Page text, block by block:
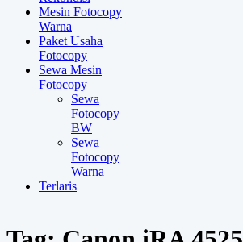
Mesin Fotocopy
Warna
Paket Usaha
Fotocopy
Sewa Mesin
Fotocopy
Sewa
Fotocopy
BW
Sewa
Fotocopy
Warna
Terlaris